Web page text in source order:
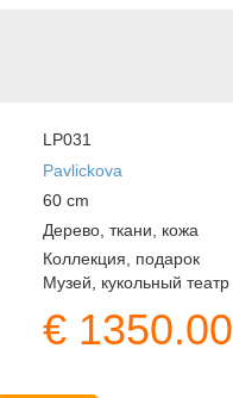
LP031
Pavlickova
60 cm
Дерево, ткани, кожа
Коллекция, подарок
Музей, кукольный театр
€ 1350.00